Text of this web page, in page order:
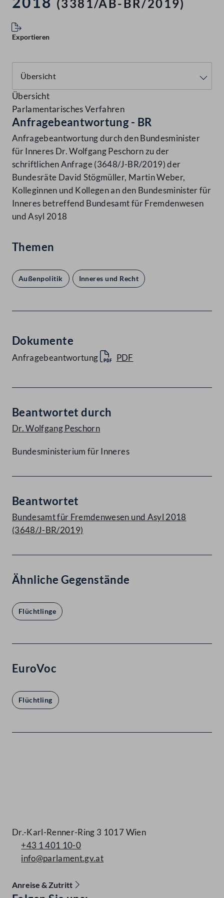
(3381/AB-BR/2019)
Exportieren
Übersicht
Parlamentarisches Verfahren
Anfragebeantwortung - BR
Anfragebeantwortung durch den Bundesminister
für Inneres Dr. Wolfgang Peschorn zu der
schriftlichen Anfrage (3648/J-BR/2019) der
Bundesräte David Stögmüller, Martin Weber,
Kolleginnen und Kollegen an den Bundesminister für
Inneres betreffend Bundesamt für Fremdenwesen
und Asyl 2018
Themen
Außenpolitik Inneres und Recht
Dokumente
Anfragebeantwortung PDF
Beantwortet durch
Dr. Wolfgang Peschorn
Bundesministerium für Inneres
Beantwortet
Bundesamt für Fremdenwesen und Asyl 2018
(3648/J-BR/2019)
Ähnliche Gegenstände
Flüchtlinge
EuroVoc
Flüchtling
Dr.-Karl-Renner-Ring 3 1017 Wien
+43 1 401 10-0
info@parlament.gv.at
Anreise & Zutritt